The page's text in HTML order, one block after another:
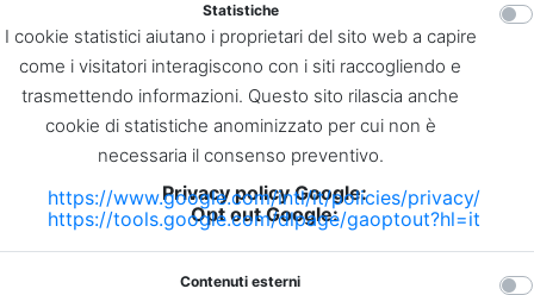
Statistiche
I cookie statistici aiutano i proprietari del sito web a capire
come i visitatori interagiscono con i siti raccogliendo e
trasmettendo informazioni. Questo sito rilascia anche
cookie di statistiche anominizzato per cui non è
necessaria il consenso preventivo.
Privacy policy Google:
https://www.google.com/intl/it/policies/privacy/
Opt out Google:
https://tools.google.com/dlpage/gaoptout?hl=it
Contenuti esterni